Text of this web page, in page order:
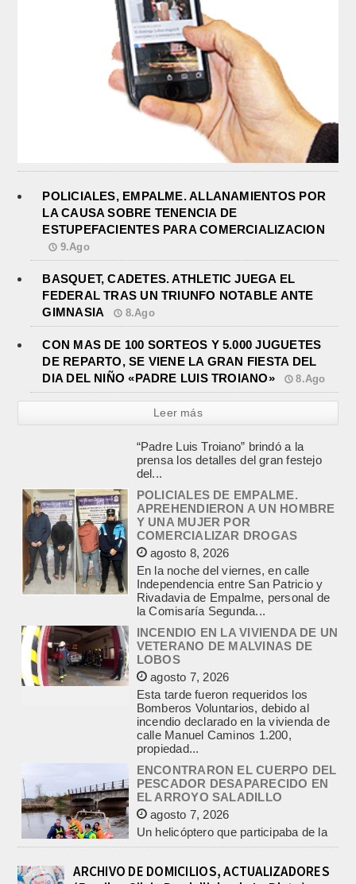
POLICIALES, EMPALME. ALLANAMIENTOS POR
LA CAUSA SOBRE TENENCIA DE
ESTUPEFACIENTES PARA COMERCIALIZACION
9.Ago
BASQUET, CADETES. ATHLETIC JUEGA EL
FEDERAL TRAS UN TRIUNFO NOTABLE ANTE
GIMNASIA
8.Ago
CON MAS DE 100 SORTEOS Y 5.000 JUGUETES
DE REPARTO, SE VIENE LA GRAN FIESTA DEL
DIA DEL NIÑO «PADRE LUIS TROIANO»
8.Ago
Leer más
POLICIALES DE EMPALME.
APREHENDIERON A UN HOMBRE
Y UNA MUJER POR
COMERCIALIZAR DROGAS
agosto 8, 2026
En la noche del viernes, en calle
Independencia entre San Patricio y
Rivadavia de Empalme, personal de
la Comisaría Segunda...
INCENDIO EN LA VIVIENDA DE UN
VETERANO DE MALVINAS DE
LOBOS
agosto 7, 2026
Esta tarde fueron requeridos los
Bomberos Voluntarios, debido al
incendio declarado en la vivienda de
calle Manuel Caminos 1.200,
propiedad...
ENCONTRARON EL CUERPO DEL
PESCADOR DESAPARECIDO EN
EL ARROYO SALADILLO
agosto 7, 2026
Un helicóptero que participaba de la
búsqueda, encontró hoy el cuerpo sin
vida de la persona que se buscaba
en...
BASQUET, CADETES. ATHLETIC
JUEGA EL FEDERAL TRAS UN
TRIUNFO NOTABLE ANTE
ARCHIVO DE DOMICILIOS, ACTUALIZADORES